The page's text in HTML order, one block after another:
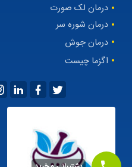
درمان لک صورت
درمان شوره سر
درمان جوش
اگزما چیست